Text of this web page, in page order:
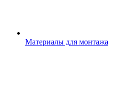
Материалы для монтажа